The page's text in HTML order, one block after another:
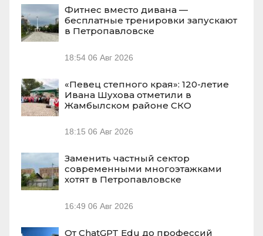
Фитнес вместо дивана —
бесплатные тренировки запускают
в Петропавловске
18:54 06 Авг 2026
«Певец степного края»: 120-летие
Ивана Шухова отметили в
Жамбылском районе СКО
18:15 06 Авг 2026
Заменить частный сектор
современными многоэтажками
хотят в Петропавловске
16:49 06 Авг 2026
От ChatGPT Edu до профессий